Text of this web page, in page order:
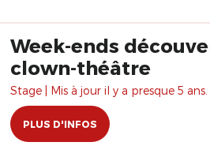
Week-ends
clown-théâtre
Stage | Mis à jour il y a presque 5 ans.
PLUS D'INFOS